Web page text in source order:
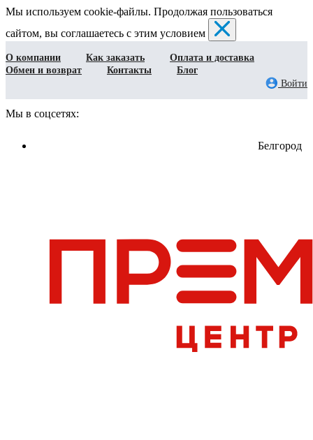
Мы используем cookie-файлы. Продолжая пользоваться
сайтом, вы соглашаетесь с этим условием
О компании Как заказать
Оплата и доставка
Обмен и возврат
Контакты
Блог
Войти
Мы в соцсетях:
Белгород